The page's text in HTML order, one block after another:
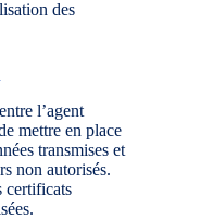
des
l’agent
mettre en place
transmises et
non autorisés.
certificats